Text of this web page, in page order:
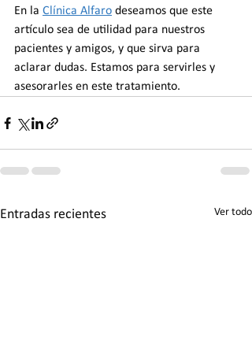
En la Clínica Alfaro deseamos que este
artículo sea de utilidad para nuestros
pacientes y amigos, y que sirva para
aclarar dudas. Estamos para servirles y
asesorarles en este tratamiento.
Entradas recientes Ver todo